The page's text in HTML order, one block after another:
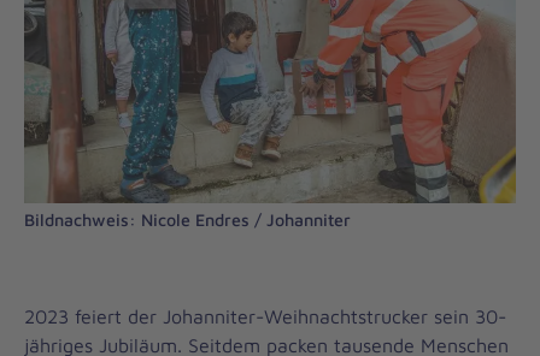
Bildnachweis: Nicole Endres / Johanniter
2023 feiert der Johanniter-Weihnachtstrucker sein 30-
jähriges Jubiläum. Seitdem packen tausende Menschen